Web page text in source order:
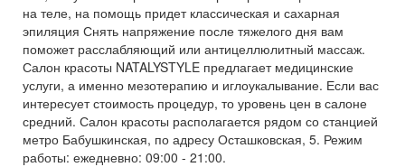
на теле, на помощь придет классическая и сахарная
эпиляция Снять напряжение после тяжелого дня вам
поможет расслабляющий или антицеллюлитный массаж.
Салон красоты NATALYSTYLE предлагает медицинские
услуги, а именно мезотерапию и иглоукалывание. Если вас
интересует стоимость процедур, то уровень цен в салоне
средний. Салон красоты располагается рядом со станцией
метро Бабушкинская, по адресу Осташковская, 5. Режим
работы: ежедневно: 09:00 - 21:00.